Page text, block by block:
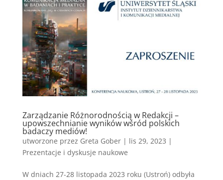
Zarządzanie Różnorodnością w Redakcji –
upowszechnianie wyników wśród polskich
badaczy mediów!
utworzone przez Greta Gober| lis 29, 2023 |
Prezentacje i dyskusje naukowe
W dniach 27-28 listopada 2023 roku (Ustroń) odbyła